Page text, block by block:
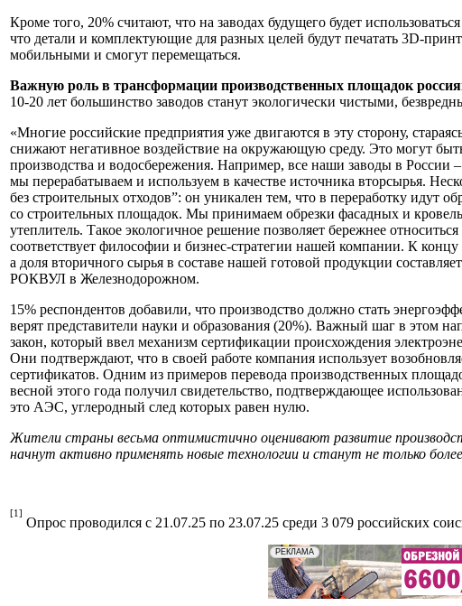
Кроме того, 20% считают, что на заводах будущего будет
что детали и комплектующие для разных целей будут печатать 3D-
мобильными и смогут перемещаться.
Важную роль в трансформации производственных площадок
10-20 лет большинство заводов станут экологически чистыми,
«Многие российские предприятия уже двигаются в эту сторону,
снижают негативное воздействие на окружающую среду. Это могут
производства и водосбережения. Например, все наши заводы в России
мы перерабатываем и используем в качестве источника вторсырья.
без строительных отходов”: он уникален тем, что в переработку идут
со строительных площадок. Мы принимаем обрезки фасадных и
утеплитель. Такое экологичное решение позволяет бережнее
соответствует философии и бизнес-стратегии нашей компании. К
а доля вторичного сырья в составе нашей готовой продукции
РОКВУЛ в Железнодорожном.
15% респондентов добавили, что производство должно стать
верят представители науки и образования (20%). Важный шаг в этом
закон, который ввел механизм сертификации происхождения
Они подтверждают, что в своей работе компания использует
сертификатов. Одним из примеров перевода производственных
весной этого года получил свидетельство, подтверждающее
это АЭС, углеродный след которых равен нулю.
Жители страны весьма оптимистично оценивают развитие
начнут активно применять новые технологии и станут не только
[1]
Опрос проводился с 21.07.25 по 23.07.25 среди 3 079 российских